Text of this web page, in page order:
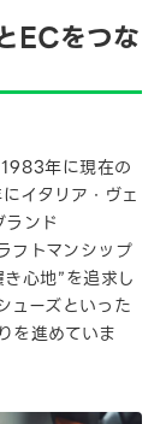
ECをつな
年に現在の
イタリア・ヴェ
ンド
フトマンシップ
心地”を追求し
ューズといった
を進めていま